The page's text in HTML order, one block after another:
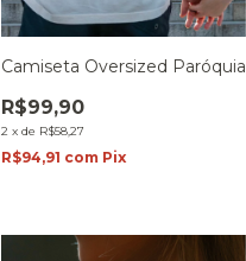
Camiseta Oversized Paróquia
R$99,90
2 x de R$58,27
R$94,91 com Pix